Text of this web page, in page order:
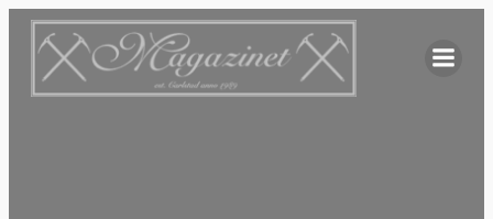
Hoppa
innehåll